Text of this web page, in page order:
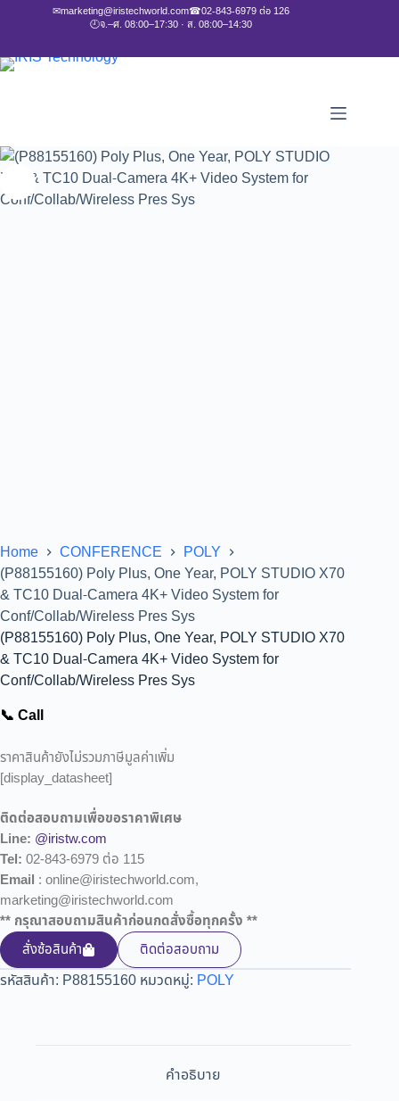
✉marketing@iristechworld.com☎02-843-6979 ต่อ 126
🕘จ.–ศ. 08:00–17:30 · ส. 08:00–14:30
Home CONFERENCE
POLY
(P88155160) Poly Plus, One Year, POLY STUDIO X70
& TC10 Dual-Camera 4K+ Video System for
Conf/Collab/Wireless Pres Sys
(P88155160) Poly Plus, One Year, POLY STUDIO X70
& TC10 Dual-Camera 4K+ Video System for
Conf/Collab/Wireless Pres Sys
📞 Call
ราคาสินค้ายังไม่รวมภาษีมูลค่าเพิ่ม
[display_datasheet]
ติดต่อสอบถามเพื่อขอราคาพิเศษ
Line: @iristw.com
Tel: 02-843-6979 ต่อ 115
Email : online@iristechworld.com,
marketing@iristechworld.com
** กรุณาสอบถามสินค้าก่อนกดสั่งซื้อทุกครั้ง **
สั่งซ้อสินค้า
ติดต่อสอบถาม
รหัสสินค้า: P88155160 หมวดหมู่: POLY
คำอธิบาย